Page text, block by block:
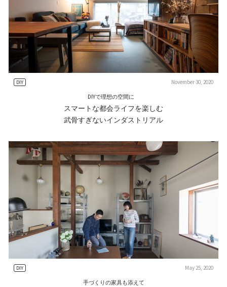
DIY November 30, 2020
DIYで理想の空間に
スマートな都会ライフを楽しむ
武骨すぎないインダストリアル
DIY May 25, 2020
手づくりの家具も添えて